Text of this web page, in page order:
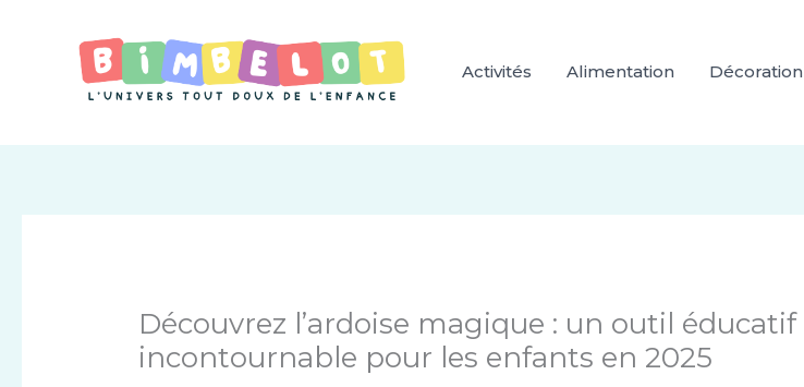
Activités Alimentation Décoration
Découvrez l’ardoise magique : un outil éducatif
incontournable pour les enfants en 2025